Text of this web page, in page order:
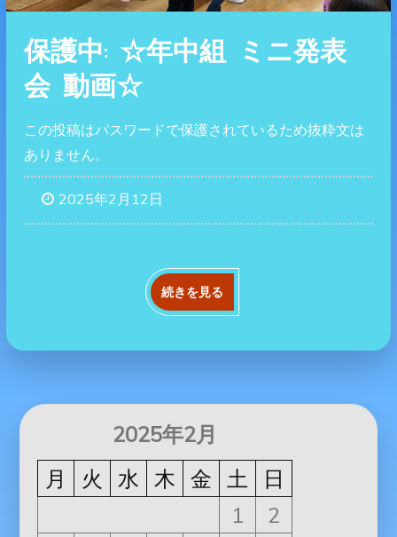
保護中: ☆年中組 ミニ発表
会 動画☆
この投稿はパスワードで保護されているため抜粋文は
ありません。
2025年2月12日
続きを見る
2025年2月
月
火 水 木 金 土
日
1
2